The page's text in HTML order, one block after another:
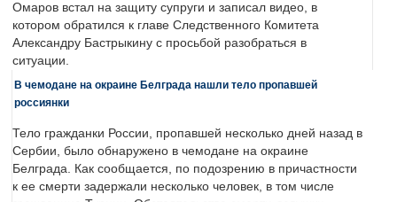
Омаров встал на защиту супруги и записал видео, в
котором обратился к главе Следственного Комитета
Александру Бастрыкину с просьбой разобраться в
ситуации.
В чемодане на окраине Белграда нашли тело пропавшей
россиянки
Тело гражданки России, пропавшей несколько дней назад в
Сербии, было обнаружено в чемодане на окраине
Белграда. Как сообщается, по подозрению в причастности
к ее смерти задержали несколько человек, в том числе